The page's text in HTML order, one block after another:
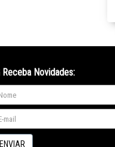
Receba Novidades:
ENVIAR